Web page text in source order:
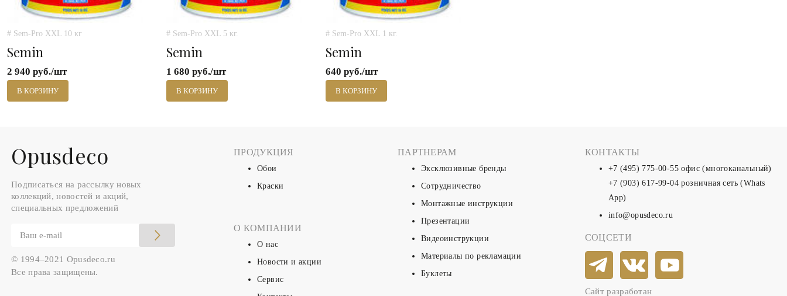
# Sem-Pro XXL 10 кг
Semin
2 940 руб./шт
В КОРЗИНУ
# Sem-Pro XXL 5 кг.
Semin
1 680 руб./шт
В КОРЗИНУ
# Sem-Pro XXL 1 кг.
Semin
640 руб./шт
В КОРЗИНУ
Оpusdeco
Подписаться на рассылку новых
коллекций, новостей и акций,
специальных предложений
© 1994–2021 Opusdeco.ru
Все права защищены.
ПРОДУКЦИЯ
Обои
Краски
О КОМПАНИИ
О нас
Новости и акции
Сервис
ПАРТНЕРАМ
Эксклюзивные бренды
Сотрудничество
Монтажные инструкции
Презентации
Видеоинструкции
Материалы по рекламации
Буклеты
КОНТАКТЫ
+7 (495) 775-00-55 офис (многоканальный)
+7 (903) 617-99-04 розничная сеть (Whats
App)
info@opusdeco.ru
СОЦСЕТИ
Сайт разработан